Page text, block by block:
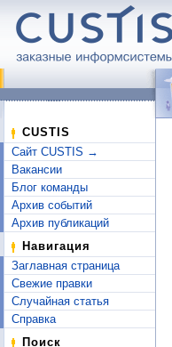
CUSTIS
Сайт CUSTIS →
Вакансии
Блог команды
Архив событий
Архив публикаций
Навигация
Заглавная страница
Свежие правки
Случайная статья
Справка
Поиск